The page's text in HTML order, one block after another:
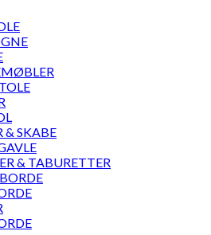
& SKABE
& TABURETTER